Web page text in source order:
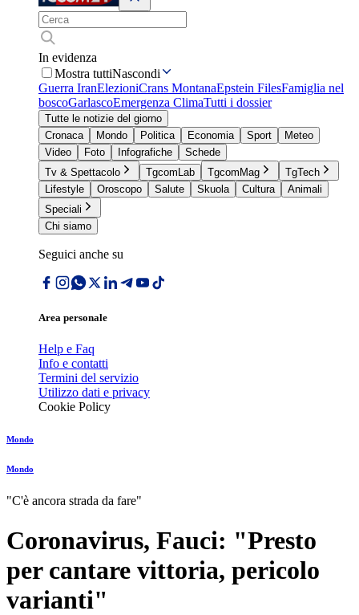
In evidenza
Mostra tuttiNascondi
Guerra IranElezioniCrans MontanaEpstein FilesFamiglia nel
boscoGarlascoEmergenza ClimaTutti i dossier
Tutte le notizie del giorno
Cronaca
Mondo Politica Economia Sport
Meteo
Video
Foto Infografiche
Schede
Tv & Spettacolo
TgcomLab TgcomMag
TgTech
Lifestyle
Oroscopo Salute Skuola Cultura
Animali
Speciali
Chi siamo
Seguici anche su
Area personale
Help e Faq
Info e contatti
Termini del servizio
Utilizzo dati e privacy
Cookie Policy
Mondo
Mondo
"C'è ancora strada da fare"
Coronavirus, Fauci: "Presto
per cantare vittoria, pericolo
varianti"